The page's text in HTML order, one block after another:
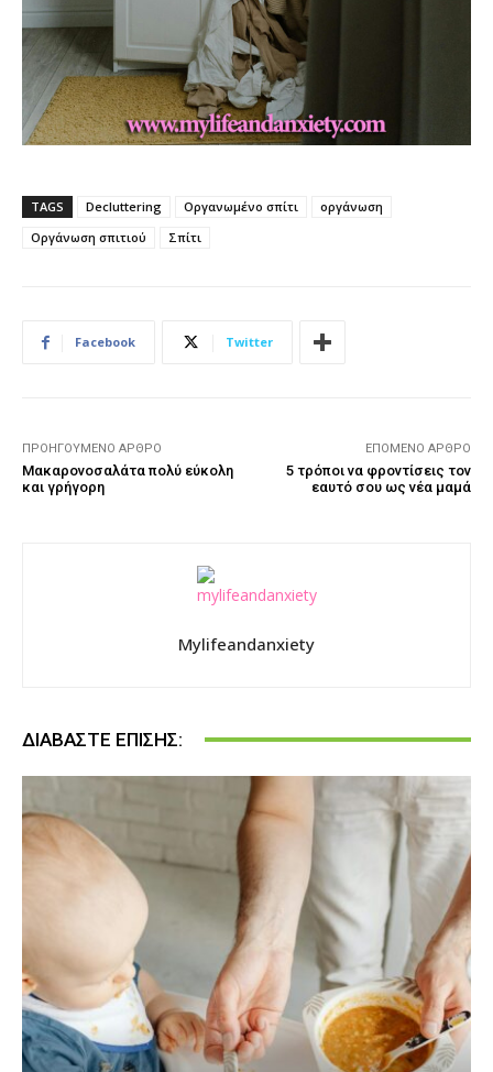
TAGS Decluttering Οργανωμένο σπίτι
οργάνωση
Οργάνωση σπιτιού
Σπίτι
Facebook Twitter
ΠΡΟΗΓΟΎΜΕΝΟ ΆΡΘΡΟ
Μακαρονοσαλάτα πολύ εύκολη
και γρήγορη
ΕΠΌΜΕΝΟ ΆΡΘΡΟ
5 τρόποι να φροντίσεις τον
εαυτό σου ως νέα μαμά
Mylifeandanxiety
ΔΙΑΒΆΣΤΕ ΕΠΊΣΗΣ: